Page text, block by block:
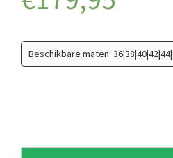
Beschikbare maten: